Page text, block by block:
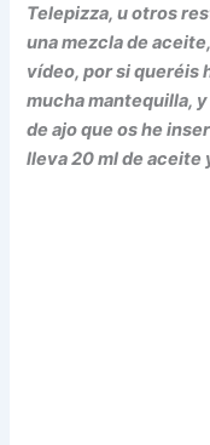
Telepizza, u otros
una mezcla de
vídeo, por si queréis
mucha mantequilla,
de ajo que os he
lleva 20 ml de aceite